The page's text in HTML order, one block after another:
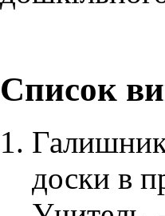
Список
доски в